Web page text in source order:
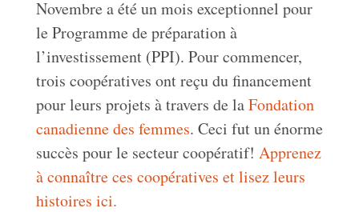
Novembre a été un mois exceptionnel pour
le Programme de préparation à
l’investissement (PPI). Pour commencer,
trois coopératives ont reçu du financement
pour leurs projets à travers de laFondation
canadienne des femmes. Ceci fut un énorme
succès pour le secteur coopératif! Apprenez
à connaître ces coopératives et lisez leurs
histoires ici.